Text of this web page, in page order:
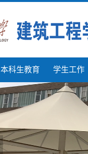
本科生教育 学生工作